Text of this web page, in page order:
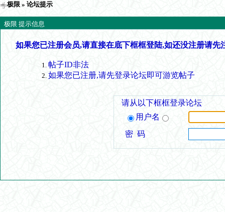
极限 » 论坛提示
极限 提示信息
如果您已注册会员,请直接在底下框框登陆,如还没注册请先
帖子ID非法
如果您已注册,请先登录论坛即可游览帖子
请从以下框框登录论坛
用户名
密 码